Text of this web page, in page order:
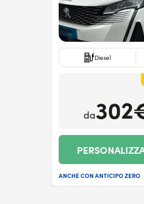
Diesel
da
ANCHE CON ANTICIPO ZERO